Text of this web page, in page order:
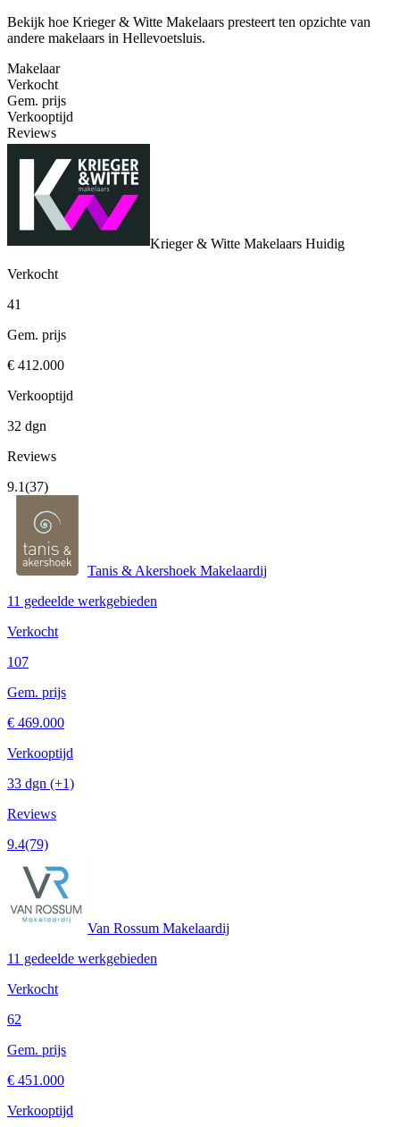
Bekijk hoe Krieger & Witte Makelaars presteert ten opzichte van
andere makelaars in Hellevoetsluis.
Makelaar
Verkocht
Gem. prijs
Verkooptijd
Reviews
Krieger & Witte Makelaars Huidig
Verkocht
41
Gem. prijs
€ 412.000
Verkooptijd
32 dgn
Reviews
9.1(37)
Tanis & Akershoek Makelaardij
11 gedeelde werkgebieden
Verkocht
107
Gem. prijs
€ 469.000
Verkooptijd
33 dgn (+1)
Reviews
9.4(79)
Van Rossum Makelaardij
11 gedeelde werkgebieden
Verkocht
62
Gem. prijs
€ 451.000
Verkooptijd